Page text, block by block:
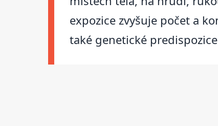
expozice zvyšuje počet a
také genetické